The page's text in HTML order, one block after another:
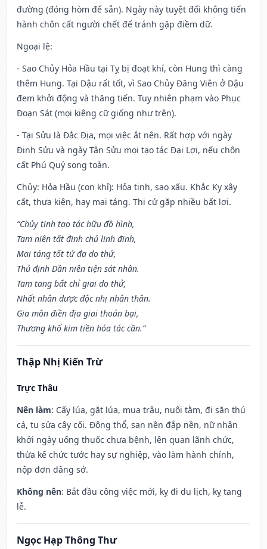
đường (đóng hòm để sẵn). Ngày này tuyệt đối không tiến
hành chôn cất người chết để tránh gặp điềm dữ.
Ngoại lệ:
- Sao Chủy Hỏa Hầu tại Tỵ bị đoạt khí, còn Hung thì càng
thêm Hung. Tại Dậu rất tốt, vì Sao Chủy Đăng Viên ở Dậu
đem khởi động và thăng tiến. Tuy nhiên phạm vào Phục
Đoạn Sát (mọi kiêng cữ giống như trên).
- Tại Sửu là Đắc Địa, mọi việc ắt nên. Rất hợp với ngày
Đinh Sửu và ngày Tân Sửu mọi tạo tác Đại Lợi, nếu chôn
cất Phú Quý song toàn.
Chủy: Hỏa Hầu (con khỉ): Hỏa tinh, sao xấu. Khắc Kỵ xây
cất, thưa kiện, hay mai táng. Thi cử gặp nhiều bất lợi.
“Chủy tinh tạo tác hữu đồ hình,
Tam niên tất đinh chủ linh đinh,
Mai táng tốt tử đa do thử,
Thủ định Dần niên tiện sát nhân.
Tam tang bất chỉ giai do thử,
Nhất nhân dược độc nhị nhân thân.
Gia môn điền địa giai thoán bại,
Thương khố kim tiền hóa tác cần.”
Thập Nhị Kiến Trừ
Trực Thâu
Nên làm: Cấy lúa, gặt lúa, mua trâu, nuôi tằm, đi săn thú
cá, tu sửa cây cối. Động thổ, san nền đắp nền, nữ nhân
khởi ngày uống thuốc chưa bệnh, lên quan lãnh chức,
thừa kế chức tước hay sự nghiệp, vào làm hành chính,
nộp đơn dâng sớ.
Không nên: Bắt đầu công việc mới, kỵ đi du lịch, kỵ tang
lễ.
Ngọc Hạp Thông Thư